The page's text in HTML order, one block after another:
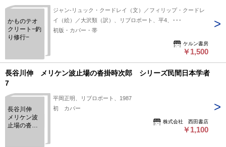
かものテオ
クリート−釣
り修行−
ジャン-リュック・クードレイ（文）／フィリップ・クードレ
イ（絵）／大沢類（訳）、リブロポート、平4、･･･
初版・カバー・帯
ケルン書房
￥1,500
長谷川伸 メリケン波止場の沓掛時次郎 シリーズ民間日本学者
7
長谷川伸
メリケン波
止場の沓掛
平岡正明、リブロポート、1987
初 カバー
株式会社 西田書店
￥1,100